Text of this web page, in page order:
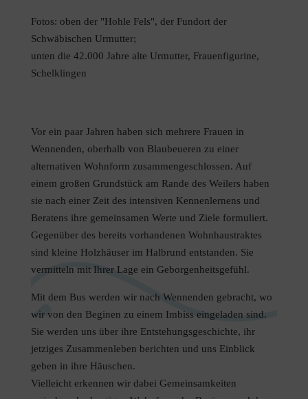
Fotos: oben der "Hohle Fels", der Fundort der
Schwäbischen Urmutter;
unten die 42.000 Jahre alte Urmutter, Frauenfigurine,
Schelklingen
Vor ein paar Jahren haben sich mehrere Frauen in
Wennenden, oberhalb von Blaubeueren zu einer
alternativen Wohnform zusammengeschlossen. Auf
einem großen Grundstück am Rande des Weilers haben
sie nach einer Zeit des intensiven Kennenlernens und
Beratens ihre gemeinsamen Werte und Ziele formuliert.
Gegenüber des bereits vorhandenen Wohnhaustraktes
sind kleine Holzhäuser im Halbrund entstanden. Sie
vermitteln mit Ihrer Lage ein Geborgenheitsgefühl.
Mit dem Bus werden wir nach Wennenden gebracht, wo
wir von den Beginen zu einem Imbiss eingeladen sind.
Sie werden uns über ihre Entstehungsgeschichte, ihr
jetziges Zusammenleben berichten und uns Einblick
geben in ihre Häuschen.
Vielleicht erkennen wir dabei Gemeinsamkeiten